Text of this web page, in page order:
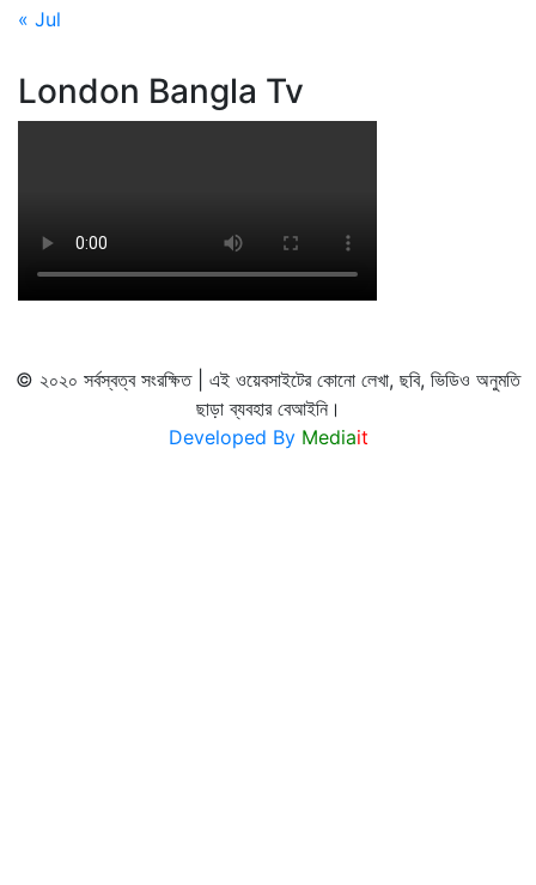
« Jul
London Bangla Tv
© ২০২০ সর্বস্বত্ব সংরক্ষিত | এই ওয়েবসাইটের কোনো লেখা, ছবি, ভিডিও অনুমতি
ছাড়া ব্যবহার বেআইনি।
Developed By Mediait